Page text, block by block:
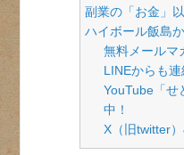
副業の「お金」
ハイボール飯島
無料メールマ
LINEからも
YouTube「せ
中！
X（旧twitter